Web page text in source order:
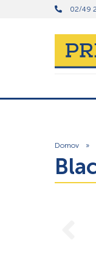
02/49
Domov »